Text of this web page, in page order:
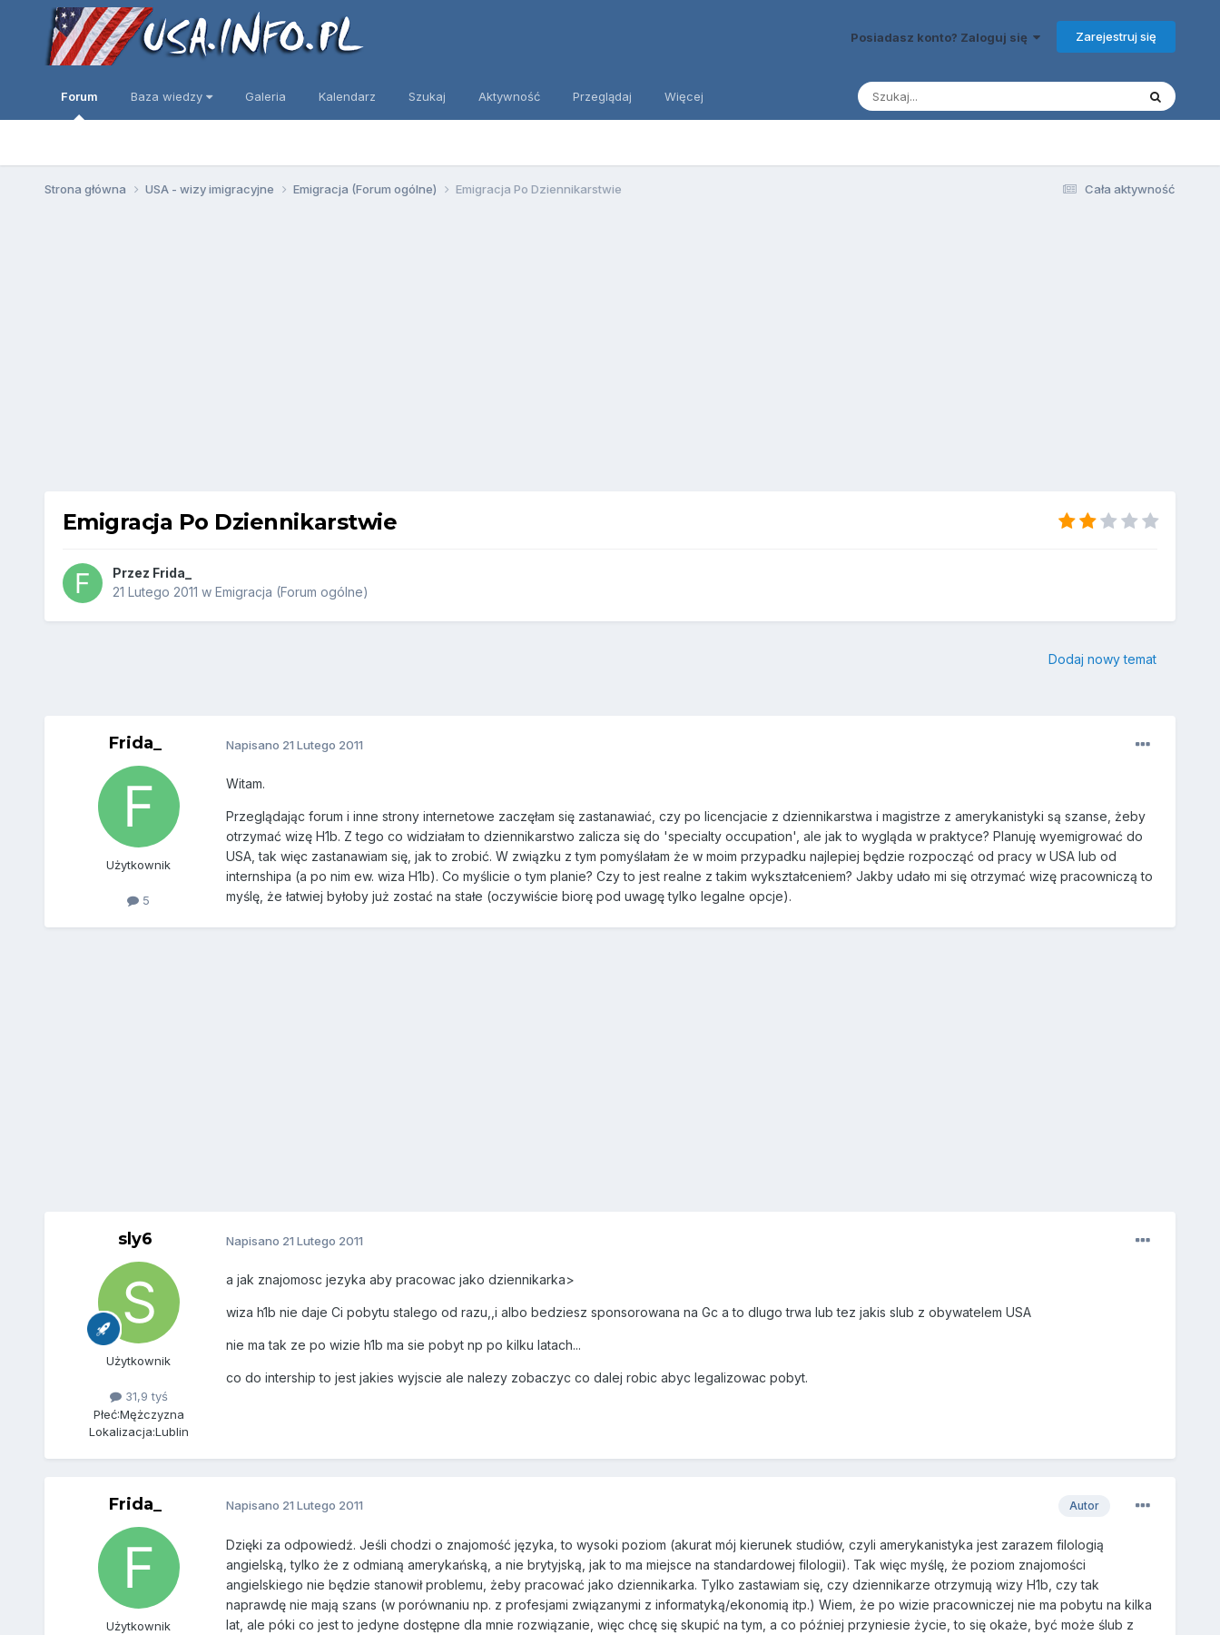
Posiadasz konto? Zaloguj się Zarejestruj się
Forum Baza wiedzy Galeria Kalendarz Szukaj Aktywność Przeglądaj Więcej
Cała aktywność
Strona główna USA - wizy imigracyjne Emigracja (Forum ogólne) Emigracja Po Dziennikarstwie
Emigracja Po Dziennikarstwie
Przez Frida_
21 Lutego 2011 w Emigracja (Forum ogólne)
Dodaj nowy temat
Frida_
Użytkownik
5
Napisano 21 Lutego 2011
Witam.
Przeglądając forum i inne strony internetowe zaczęłam się zastanawiać, czy po licencjacie z dziennikarstwa i magistrze z amerykanistyki są szanse, żeby
otrzymać wizę H1b. Z tego co widziałam to dziennikarstwo zalicza się do 'specialty occupation', ale jak to wygląda w praktyce? Planuję wyemigrować do
USA, tak więc zastanawiam się, jak to zrobić. W związku z tym pomyślałam że w moim przypadku najlepiej będzie rozpocząć od pracy w USA lub od
internshipa (a po nim ew. wiza H1b). Co myślicie o tym planie? Czy to jest realne z takim wykształceniem? Jakby udało mi się otrzymać wizę pracowniczą to
myślę, że łatwiej byłoby już zostać na stałe (oczywiście biorę pod uwagę tylko legalne opcje).
sly6
Użytkownik
31,9 tyś
Płeć:Mężczyzna
Lokalizacja:Lublin
Napisano 21 Lutego 2011
a jak znajomosc jezyka aby pracowac jako dziennikarka>
wiza h1b nie daje Ci pobytu stalego od razu,,i albo bedziesz sponsorowana na Gc a to dlugo trwa lub tez jakis slub z obywatelem USA
nie ma tak ze po wizie h1b ma sie pobyt np po kilku latach...
co do intership to jest jakies wyjscie ale nalezy zobaczyc co dalej robic abyc legalizowac pobyt.
Frida_
Użytkownik
Autor
Napisano 21 Lutego 2011
Dzięki za odpowiedź. Jeśli chodzi o znajomość języka, to wysoki poziom (akurat mój kierunek studiów, czyli amerykanistyka jest zarazem filologią
angielską, tylko że z odmianą amerykańską, a nie brytyjską, jak to ma miejsce na standardowej filologii). Tak więc myślę, że poziom znajomości
angielskiego nie będzie stanowił problemu, żeby pracować jako dziennikarka. Tylko zastawiam się, czy dziennikarze otrzymują wizy H1b, czy tak
naprawdę nie mają szans (w porównaniu np. z profesjami związanymi z informatyką/ekonomią itp.) Wiem, że po wizie pracowniczej nie ma pobytu na kilka
lat, ale póki co jest to jedyne dostępne dla mnie rozwiązanie, więc chcę się skupić na tym, a co później przyniesie życie, to się okaże, być może ślub z